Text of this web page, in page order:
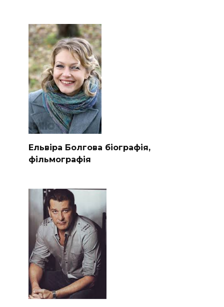
Ельвіра Болгова біографія,
фільмографія